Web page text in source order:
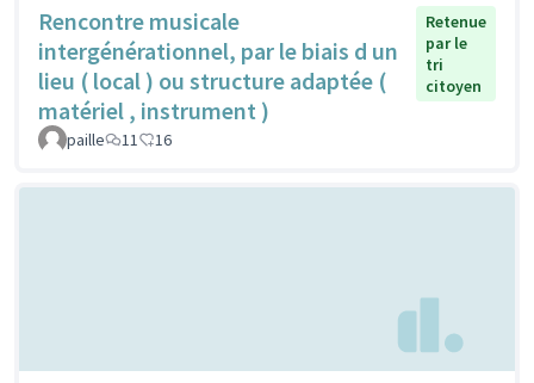
Rencontre musicale
intergénérationnel, par le biais d un
lieu ( local ) ou structure adaptée (
matériel , instrument )
Retenue
par le
tri
citoyen
paille 11 16